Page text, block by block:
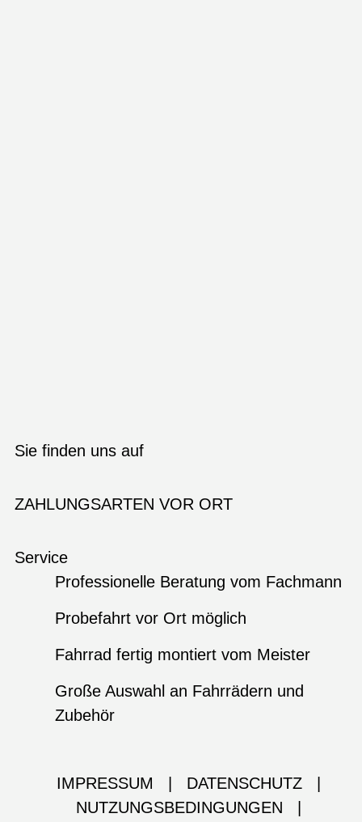
Sie finden uns auf
ZAHLUNGSARTEN VOR ORT
Service
Professionelle Beratung vom Fachmann
Probefahrt vor Ort möglich
Fahrrad fertig montiert vom Meister
Große Auswahl an Fahrrädern und
Zubehör
IMPRESSUM DATENSCHUTZ
NUTZUNGSBEDINGUNGEN